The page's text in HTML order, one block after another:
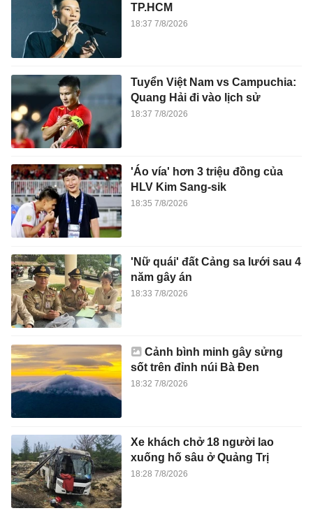
TP.HCM
18:37 7/8/2026
Tuyển Việt Nam vs Campuchia:
Quang Hải đi vào lịch sử
18:37 7/8/2026
'Áo vía' hơn 3 triệu đồng của
HLV Kim Sang-sik
18:35 7/8/2026
'Nữ quái' đất Cảng sa lưới sau 4
năm gây án
18:33 7/8/2026
Cảnh bình minh gây sửng
sốt trên đỉnh núi Bà Đen
18:32 7/8/2026
Xe khách chở 18 người lao
xuống hố sâu ở Quảng Trị
18:28 7/8/2026